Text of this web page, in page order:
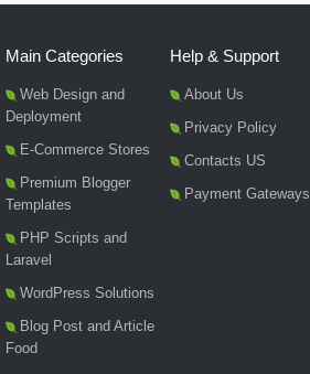
Main Categories
Web Design and
Deployment
E-Commerce Stores
Premium Blogger
Templates
PHP Scripts and
Laravel
WordPress Solutions
Blog Post and Article
Food
Help & Support
About Us
Privacy Policy
Contacts US
Payment Gateways